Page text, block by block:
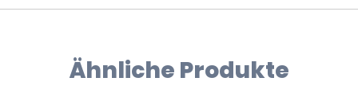
Ähnliche Produkte